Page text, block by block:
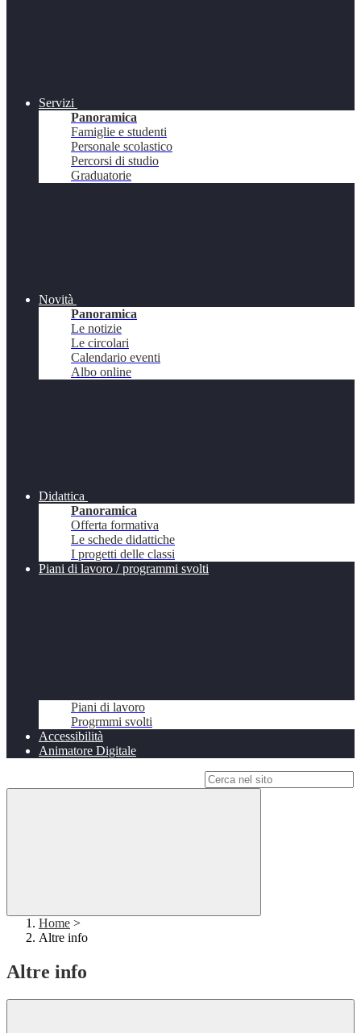
Servizi
Panoramica
Famiglie e studenti
Personale scolastico
Percorsi di studio
Graduatorie
Novità
Panoramica
Le notizie
Le circolari
Calendario eventi
Albo online
Didattica
Panoramica
Offerta formativa
Le schede didattiche
I progetti delle classi
Piani di lavoro / programmi svolti
Piani di lavoro
Progrmmi svolti
Accessibilità
Animatore Digitale
Home >
Altre info
Altre info